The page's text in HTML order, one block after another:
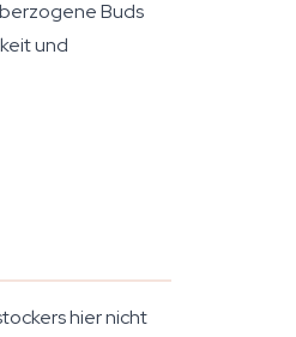
Buds
und
hier nicht